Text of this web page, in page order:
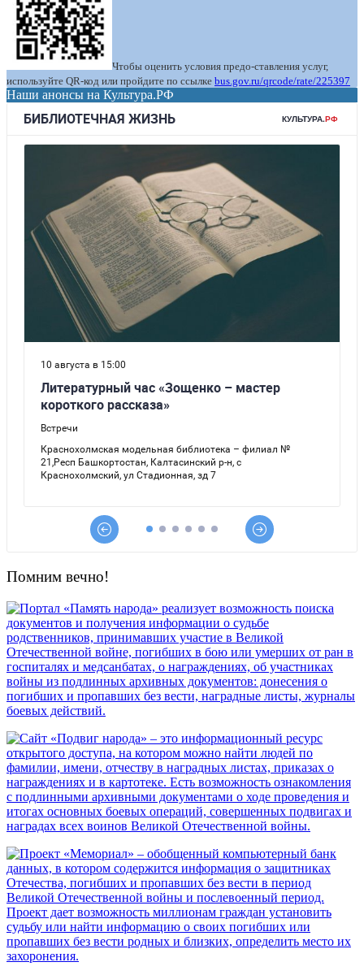
Чтобы оценить условия предо-ставления услуг,
используйте QR-код или пройдите по ссылке bus.gov.ru/qrcode/rate/225397
Наши анонсы на Культура.РФ
Помним вечно!